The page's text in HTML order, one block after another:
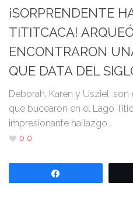
¡SORPRENDENTE
TITITCACA!
ENCONTRARON
QUE DATA DEL
Deborah, Karen y Usziel,
que bucearon en el Lago
impresionante hallazgo...
0 0